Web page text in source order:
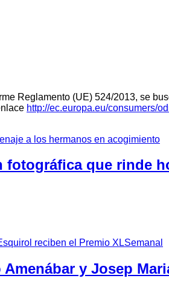
Reglamento (UE) 524/2013, se
http://ec.europa.eu/consumers/
que rinde
y Josep